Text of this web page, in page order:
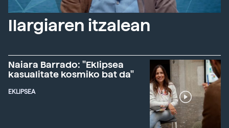
Ilargiaren itzalean
Naiara Barrado: "Eklipsea
kasualitate kosmiko bat da"
EKLIPSEA